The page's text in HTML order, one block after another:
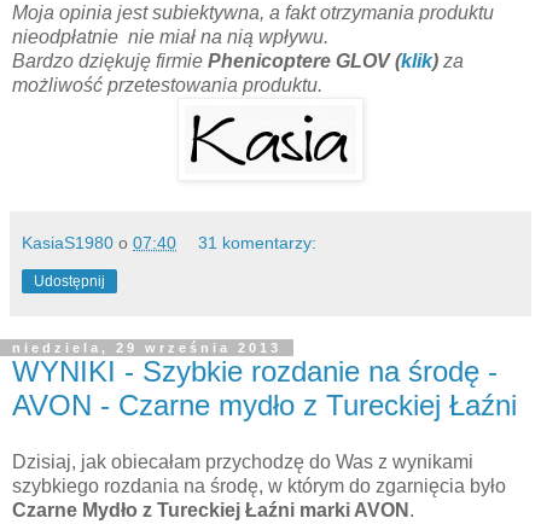
Moja opinia jest subiektywna, a fakt otrzymania produktu
nieodpłatnie nie miał na nią wpływu.
Bardzo dziękuję firmie Phenicoptere GLOV (klik) za
możliwość przetestowania produktu.
KasiaS1980 o 07:40 31 komentarzy:
Udostępnij
niedziela, 29 września 2013
WYNIKI - Szybkie rozdanie na środę -
AVON - Czarne mydło z Tureckiej Łaźni
Dzisiaj, jak obiecałam przychodzę do Was z wynikami
szybkiego rozdania na środę, w którym do zgarnięcia było
Czarne Mydło z Tureckiej Łaźni marki AVON .